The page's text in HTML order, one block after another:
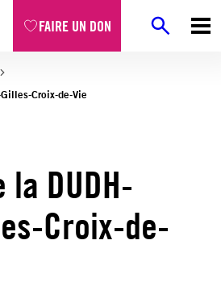
FAIRE UN DON
Croix-de-Vie
la DUDH-
Croix-de-